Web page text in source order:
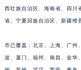
西壮族自治区、海南省、四川
省、宁夏回族自治区、新疆维
市已覆盖：北京、上海、广州
波、厦门、福州、南昌、金华